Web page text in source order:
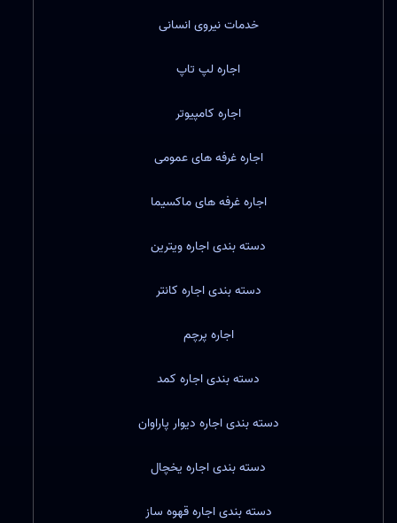
خدمات نیروی انسانی
اجاره لپ تاپ
اجاره کامپیوتر
اجاره غرفه های عمومی
اجاره غرفه های ماکسیما
دسته بندی اجاره ویترین
دسته بندی اجاره کانتر
اجاره پرچم
دسته بندی اجاره کمد
دسته بندی اجاره دیوار پاراوان
دسته بندی اجاره یخچال
دسته بندی اجاره قهوه ساز